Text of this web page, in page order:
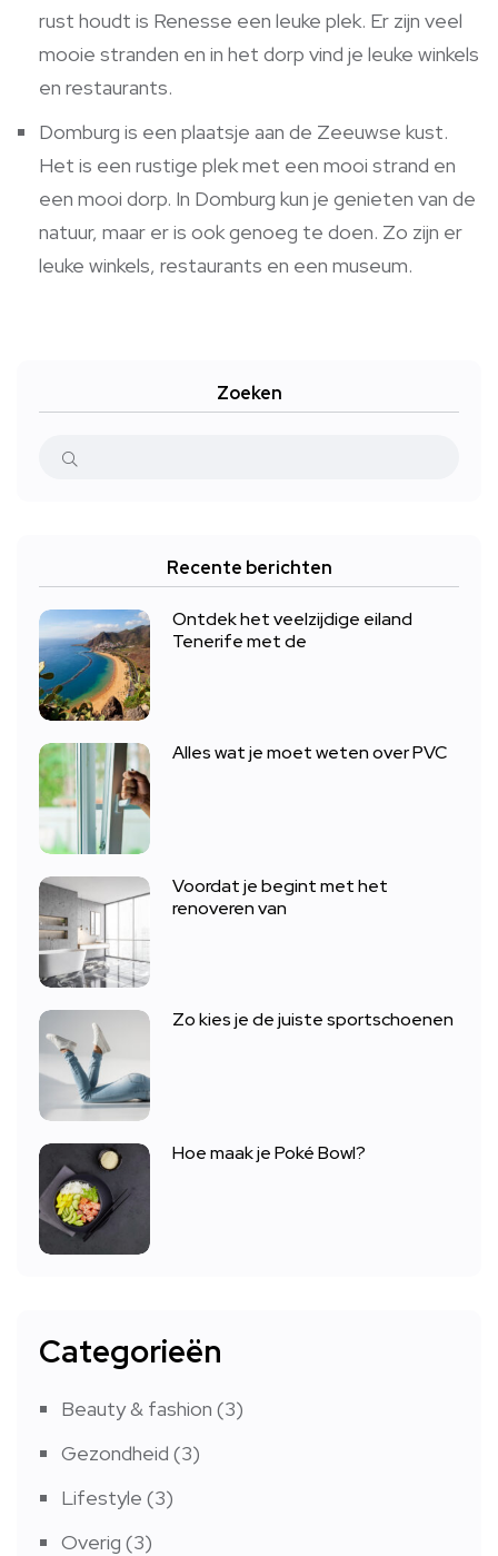
rust houdt is Renesse een leuke plek. Er zijn veel
mooie stranden en in het dorp vind je leuke winkels
en restaurants.
Domburg is een plaatsje aan de Zeeuwse kust.
Het is een rustige plek met een mooi strand en
een mooi dorp. In Domburg kun je genieten van de
natuur, maar er is ook genoeg te doen. Zo zijn er
leuke winkels, restaurants en een museum.
Zoeken
Recente berichten
Ontdek het veelzijdige eiland
Tenerife met de
Alles wat je moet weten over PVC
Voordat je begint met het
renoveren van
Zo kies je de juiste sportschoenen
Hoe maak je Poké Bowl?
Categorieën
Beauty & fashion (3)
Gezondheid (3)
Lifestyle (3)
Overig (3)